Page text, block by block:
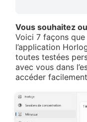
Vous souhaitez
Voici 7 façons
l’application
toutes testées
avec vous dans
accéder